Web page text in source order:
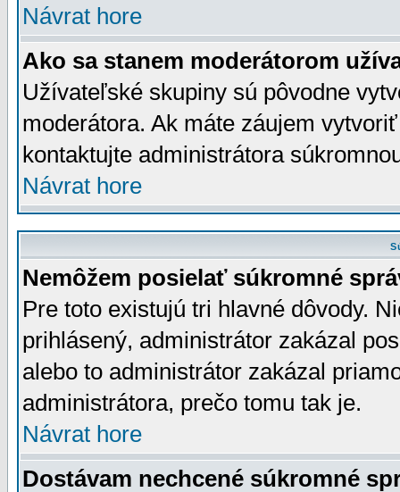
Návrat hore
Ako sa stanem moderátorom
Užívateľské skupiny sú pôvodne
moderátora. Ak máte záujem
kontaktujte administrátora
Návrat hore
Nemôžem posielať súkromné
Pre toto existujú tri hlavné dôvody.
prihlásený, administrátor zakázal
alebo to administrátor zakázal
administrátora, prečo tomu tak je.
Návrat hore
Dostávam nechcené súkromné